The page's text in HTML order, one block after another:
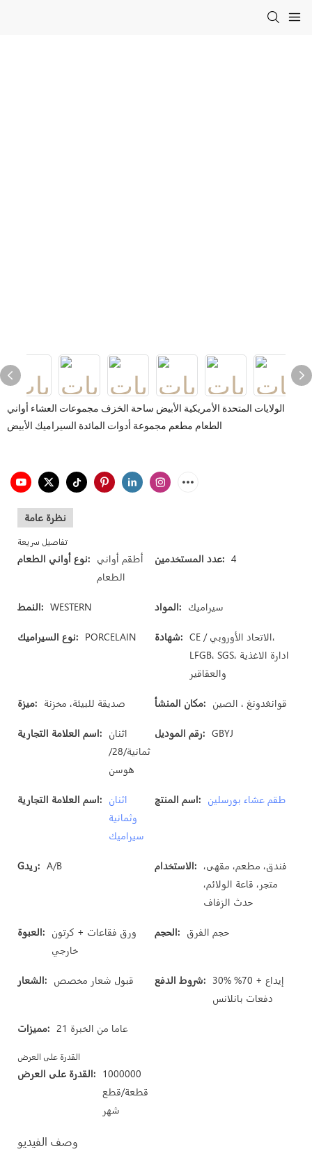
الولايات المتحدة الأمريكية الأبيض ساحة الخزف مجموعات العشاء أواني
الطعام مطعم مجموعة أدوات المائدة السيراميك الأبيض
نظرة عامة
تفاصيل سريعة
نوع أواني الطعام: أطقم أواني
الطعام
عدد المستخدمين: 4
النمط: WESTERN المواد: سيراميك
نوع السيراميك: PORCELAIN شهادة: CE / الاتحاد الأوروبي،
LFGB، SGS، ادارة الاغذية
والعقاقير
ميزة: صديقة للبيئة، مخزنة مكان المنشأ: قوانغدونغ ، الصين
اسم العلامة التجارية: اثنان
ثمانية/28/
هوسن
رقم الموديل: GBYJ
اسم العلامة التجارية: اثنان
وثمانية
سيراميك
اسم المنتج: طقم عشاء بورسلين
Gريد: A/B الاستخدام: فندق، مطعم، مقهى،
متجر، قاعة الولائم،
حدث الزفاف
العبوة: ورق فقاعات + كرتون
خارجي
الحجم: حجم الفرق
الشعار: قبول شعار مخصص شروط الدفع: 30% إيداع + 70%
دفعات بانلانس
مميزات: 21 عاما من الخبرة
القدرة على العرض
القدرة على العرض: 1000000
قطعة/قطع
شهر
وصف الفيديو